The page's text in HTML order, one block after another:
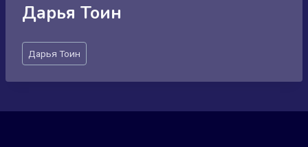
Дарья Тоин
Метки
записи:
Дарья Тоин